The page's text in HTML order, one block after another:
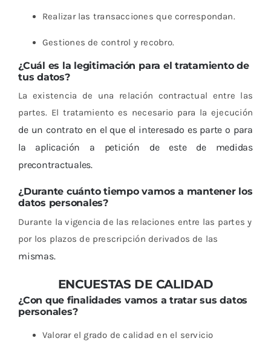
Realizar las transacciones que correspondan.
Gestiones de control y recobro.
¿Cuál es la legitimación para el tratamiento de
tus datos?
La existencia de una relación contractual entre las
partes. El tratamiento es necesario para la ejecución
de un contrato en el que el interesado es parte o para
la aplicación a petición de este de medidas
precontractuales.
¿Durante cuánto tiempo vamos a mantener los
datos personales?
Durante la vigencia de las relaciones entre las partes y
por los plazos de prescripción derivados de las
mismas.
ENCUESTAS DE CALIDAD
¿Con que finalidades vamos a tratar sus datos
personales?
Valorar el grado de calidad en el servicio